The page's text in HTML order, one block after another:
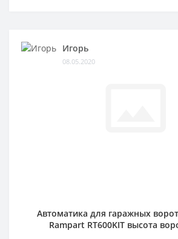
Игорь
08.05.2020
Автоматика для гаражных
Rampart RT600KIT высота